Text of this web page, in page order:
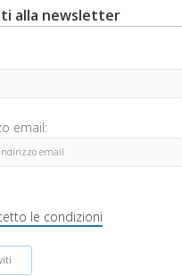
c
b
o
k
u
u
e
alla newsletter
email:
le condizioni